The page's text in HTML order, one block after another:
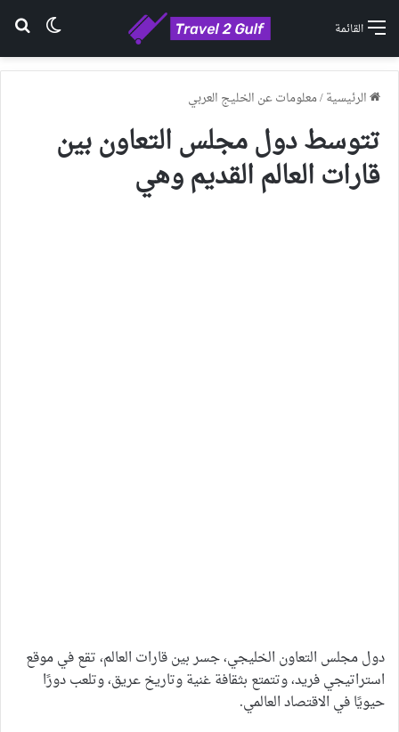
القائمة
الرئيسية/معلومات عن الخليج العربي
تتوسط دول مجلس التعاون بين
قارات العالم القديم وهي
دول مجلس التعاون الخليجي، جسر بين قارات العالم، تقع في موقع
استراتيجي فريد، وتتمتع بثقافة غنية وتاريخ عريق، وتلعب دورًا
حيويًا في الاقتصاد العالمي.